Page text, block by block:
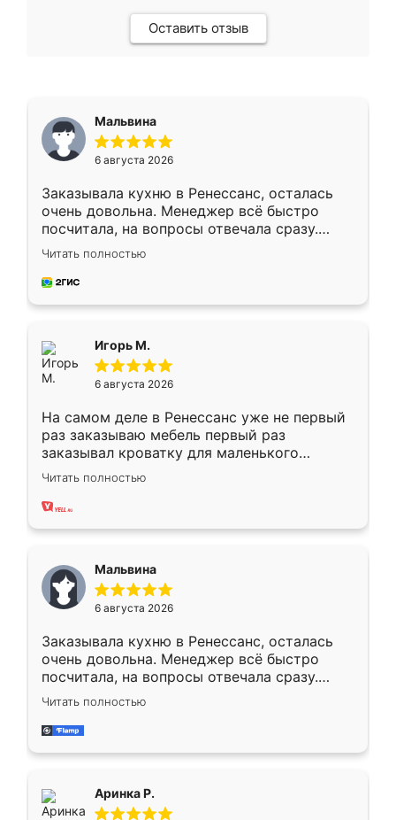
Оставить отзыв
Мальвина
6 августа 2026
Заказывала кухню в Ренессанс, осталась
очень довольна. Менеджер всё быстро
посчитала, на вопросы отвечала сразу.
Замерщик приехал в субботу, подошёл к
делу со всей ответственностью. Собрали
за день, ребята работали аккуратно, даже
Читать полностью
Игорь М.
6 августа 2026
На самом деле в Ренессанс уже не первый
раз заказываю мебель первый раз
заказывал кроватку для маленького
ребёнка при его рождении ,во второй раз
заказал шкаф-купе. По качеству очень
хорошее сборка достаточно быстрая,
меньше, здесь же он более разнообразный.
Мне нравится ,если что-то потребуется из
мебели буду заказывать только здесь.
Читать полностью
Мальвина
6 августа 2026
Заказывала кухню в Ренессанс, осталась
очень довольна. Менеджер всё быстро
посчитала, на вопросы отвечала сразу.
Замерщик приехал в субботу, подошёл к
делу со всей ответственностью. Собрали
за день, ребята работали аккуратно, даже
Читать полностью
Аринка Р.